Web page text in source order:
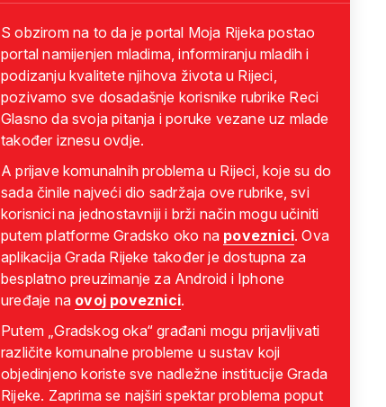
S obzirom na to da je portal Moja Rijeka postao
portal namijenjen mladima, informiranju mladih i
podizanju kvalitete njihova života u Rijeci,
pozivamo sve dosadašnje korisnike rubrike Reci
Glasno da svoja pitanja i poruke vezane uz mlade
također iznesu ovdje.
A prijave komunalnih problema u Rijeci, koje su do
sada činile najveći dio sadržaja ove rubrike, svi
korisnici na jednostavniji i brži način mogu učiniti
putem platforme Gradsko oko na poveznici. Ova
aplikacija Grada Rijeke također je dostupna za
besplatno preuzimanje za Android i Iphone
uređaje na ovoj poveznici.
Putem „Gradskog oka“ građani mogu prijavljivati
različite komunalne probleme u sustav koji
objedinjeno koriste sve nadležne institucije Grada
Rijeke. Zaprima se najširi spektar problema poput